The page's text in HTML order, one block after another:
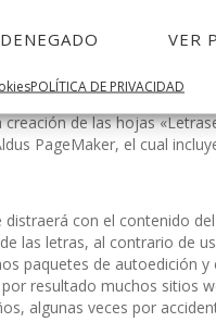
DENEGADO VER
POLÍTICA DE PRIVACIDAD
archivos de texto. Lorem
la imprenta) desconocido
que tambien ingresó
de las hojas
PageMaker, el cual
con el contenido
las letras, al contrario de
paquetes de autoedición
resultado muchos sitios
algunas veces por